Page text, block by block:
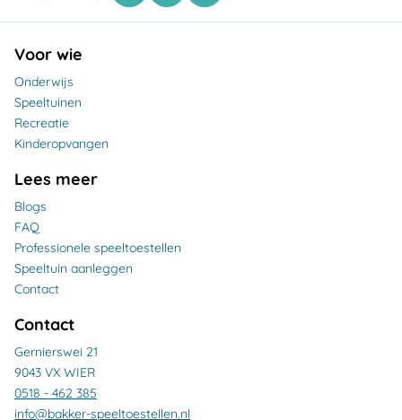
Voor wie
Onderwijs
Speeltuinen
Recreatie
Kinderopvangen
Lees meer
Blogs
FAQ
Professionele speeltoestellen
Speeltuin aanleggen
Contact
Contact
Gernierswei 21
9043 VX WIER
0518 - 462 385
info@bakker-speeltoestellen.nl